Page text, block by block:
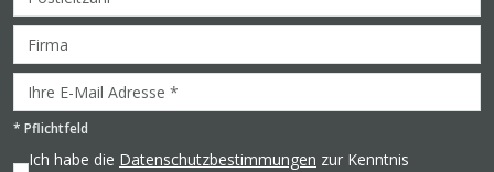
* Pflichtfeld
Ich habe die Datenschutzbestimmungen zur Kenntnis